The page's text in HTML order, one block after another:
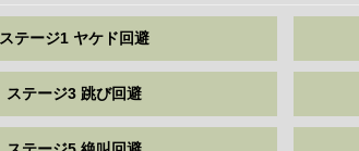
ステージ1 ヤケド回避
ステージ3 跳び回避